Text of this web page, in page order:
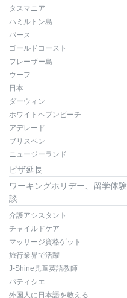
タスマニア
ハミルトン島
パース
ゴールドコースト
フレーザー島
ウーフ
日本
ダーウィン
ホワイトヘブンビーチ
アデレード
ブリスベン
ニュージーランド
ビザ延長
ワーキングホリデー、留学体験
談
介護アシスタント
チャイルドケア
マッサージ資格ゲット
旅行業界で活躍
J-Shine児童英語教師
パティシエ
外国人に日本語を教える